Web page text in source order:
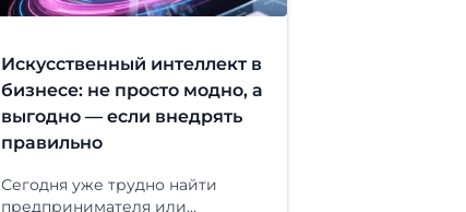
Искусственный интеллект в
бизнесе: не просто модно, а
выгодно — если внедрять
правильно
Сегодня уже трудно найти
предпринимателя или